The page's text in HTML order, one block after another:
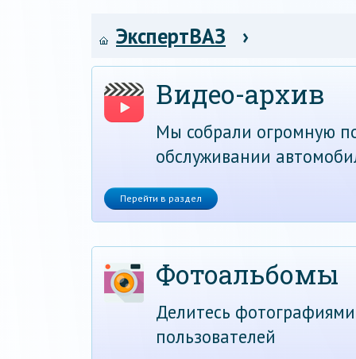
ЭкспертВАЗ ›
Видео-архив
Мы собрали огромную
обслуживании
Перейти в раздел
Фотоальбомы
Делитесь
пользователей